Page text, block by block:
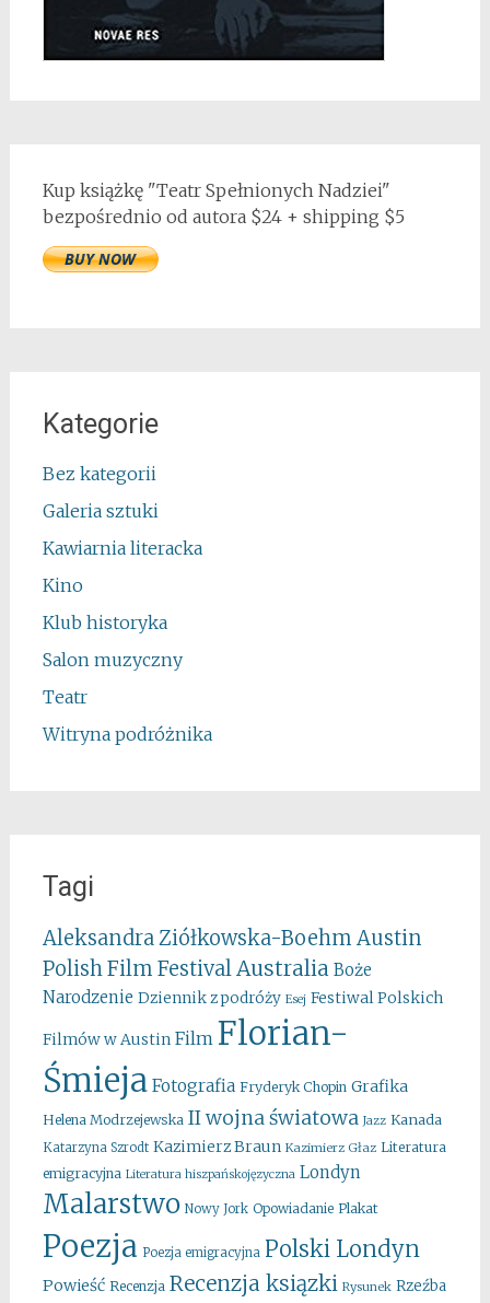
Kup książkę "Teatr Spełnionych Nadziei"
bezpośrednio od autora $24 + shipping $5
Kategorie
Bez kategorii
Galeria sztuki
Kawiarnia literacka
Kino
Klub historyka
Salon muzyczny
Teatr
Witryna podróżnika
Tagi
Aleksandra Ziółkowska-Boehm Austin
Polish Film FestivalAustralia Boże
Narodzenie Dziennik z podróży Esej Festiwal Polskich
Filmów w Austin Film Florian-
Śmieja Fotografia Fryderyk Chopin Grafika
Helena Modrzejewska II wojna światowa Jazz Kanada
Katarzyna Szrodt Kazimierz Braun Kazimierz Głaz Literatura
emigracyjna Literatura hiszpańskojęzyczna Londyn
Malarstwo Nowy Jork Opowiadanie Plakat
Poezja Poezja emigracyjna Polski Londyn
Powieść Recenzja Recenzja ksiązki Rysunek Rzeźba